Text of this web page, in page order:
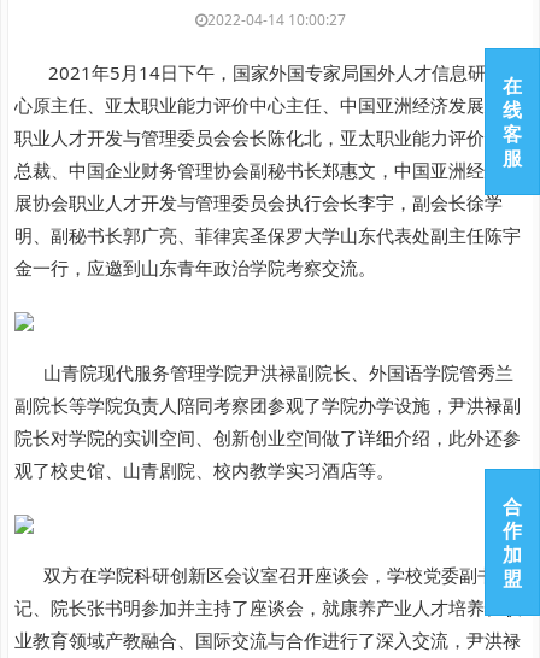
2022-04-14 10:00:27
2021年5月14日下午，国家外国专家局国外人才信息研究中
心原主任、亚太职业能力评价中心主任、中国亚洲经济发展协会
职业人才开发与管理委员会会长陈化北，亚太职业能力评价中心
总裁、中国企业财务管理协会副秘书长郑惠文，中国亚洲经济发
展协会职业人才开发与管理委员会执行会长李宇，副会长徐学
明、副秘书长郭广亮、菲律宾圣保罗大学山东代表处副主任陈宇
金一行，应邀到山东青年政治学院考察交流。
山青院现代服务管理学院尹洪禄副院长、外国语学院管秀兰
副院长等学院负责人陪同考察团参观了学院办学设施，尹洪禄副
院长对学院的实训空间、创新创业空间做了详细介绍，此外还参
观了校史馆、山青剧院、校内教学实习酒店等。
双方在学院科研创新区会议室召开座谈会，学校党委副书
记、院长张书明参加并主持了座谈会，就康养产业人才培养、职
业教育领域产教融合、国际交流与合作进行了深入交流，尹洪禄
在
线
客
服
合
作
加
盟